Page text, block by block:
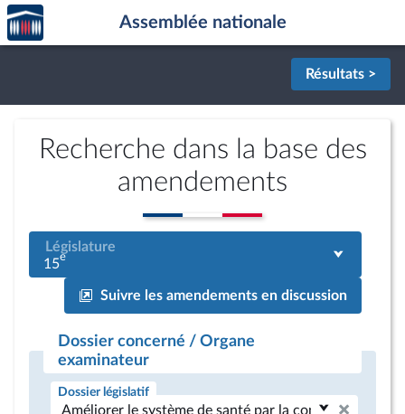
Aller au contenu
Aller en bas de la page
Accèder
à la
page
Assemblée nationale
Résultats >
Recherche dans la base des
amendements
Législature
15e
Suivre les amendements en discussion
Dossier concerné / Organe
examinateur
Dossier législatif